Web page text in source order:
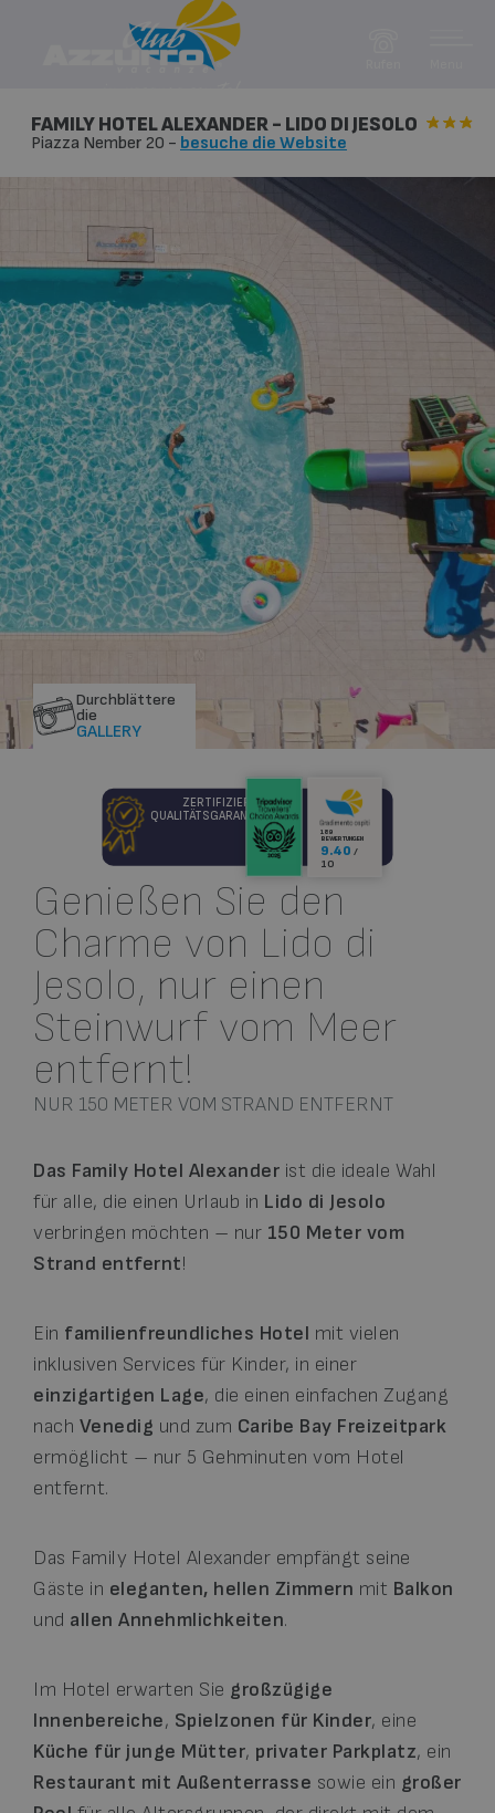
FAMILY HOTEL ALEXANDER - LIDO DI JESOLO
Piazza Nember 20 - besuche die Website
Durchblättere
die
GALLERY
ZERTIFIZIERTE
QUALITÄTSGARANTIE
189
BEWERTUNGEN
9.40 /
10
Genießen Sie den
Charme von Lido di
Jesolo, nur einen
Steinwurf vom Meer
entfernt!
NUR 150 METER VOM STRAND ENTFERNT
Das Family Hotel Alexander ist die ideale Wahl
für alle, die einen Urlaub in Lido di Jesolo
verbringen möchten – nur 150 Meter vom
Strand entfernt!
Ein familienfreundliches Hotel mit vielen
inklusiven Services für Kinder, in einer
einzigartigen Lage, die einen einfachen Zugang
nach Venedig und zum Caribe Bay Freizeitpark
ermöglicht – nur 5 Gehminuten vom Hotel
entfernt.
Das Family Hotel Alexander empfängt seine
Gäste in eleganten, hellen Zimmern mit Balkon
und allen Annehmlichkeiten.
Im Hotel erwarten Sie großzügige
Innenbereiche, Spielzonen für Kinder, eine
Küche für junge Mütter, privater Parkplatz, ein
Restaurant mit Außenterrasse sowie ein großer